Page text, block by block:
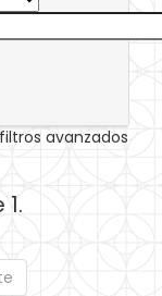
avanzados